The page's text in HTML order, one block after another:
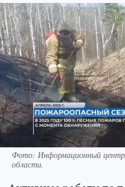
Фото: Информационный центр
области.